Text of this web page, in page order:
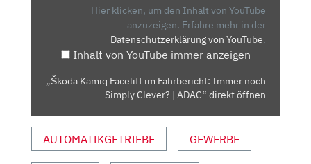
FAHRBERICHT:
SIMPLY
CLEVER?
VON
YOUTUBE
Hier klicken, um den Inhalt von YouTube
anzuzeigen. Erfahre mehr in der
Datenschutzerklärung von YouTube.
Inhalt von YouTube immer anzeigen
„Škoda Kamiq Facelift im Fahrbericht: Immer noch
Simply Clever? | ADAC“ direkt öffnen
AUTOMATIKGETRIEBE GEWERBE